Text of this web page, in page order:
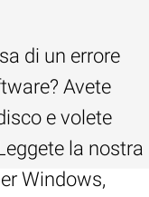
di un errore
Avete
e volete
la nostra
Windows,